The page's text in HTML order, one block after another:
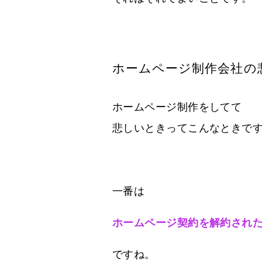
ホームページ制作会社の
ホームページ制作をしてて
悲しいときってこんなときです
一番は
ホームページ契約を解約され
ですね。